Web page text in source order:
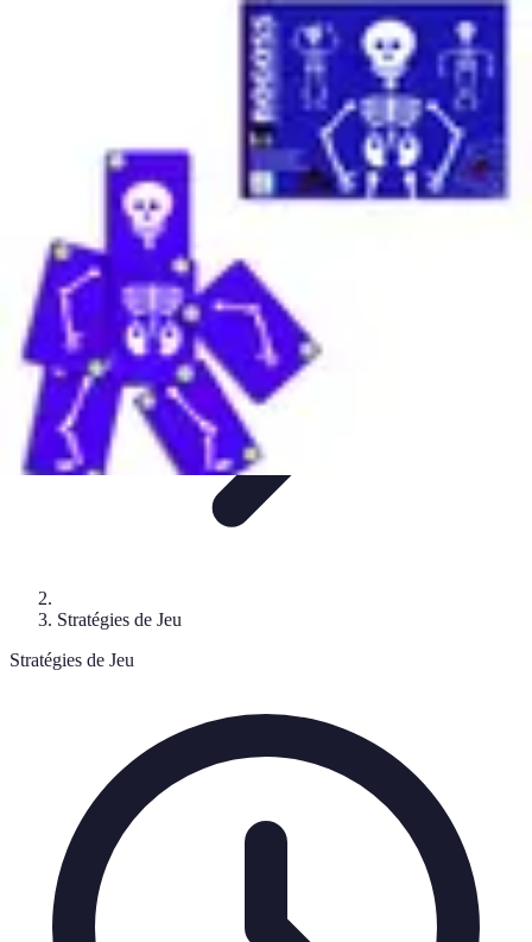
Stratégies de Jeu Comparatifs
Jeux en
Stratégies de Jeu
Stratégies de Jeu